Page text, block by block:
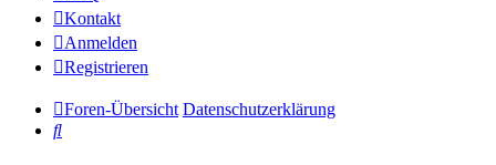
Kontakt
Anmelden
Registrieren
Foren-Übersicht Datenschutzerklärung
Suche